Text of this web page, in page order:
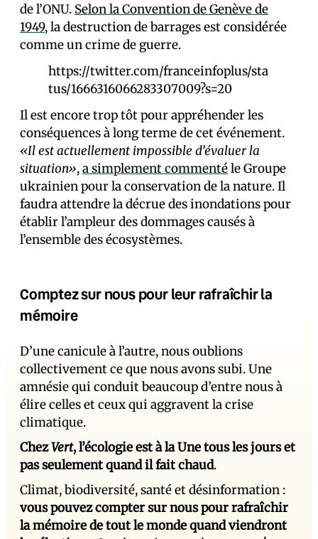
de l’ONU. Selon la Convention de Genève de
1949, la destruction de barrages est considérée
comme un crime de guerre.
https://twitter.com/franceinfoplus/sta
tus/1666316066283307009?s=20
Il est encore trop tôt pour appréhender les
conséquences à long terme de cet événement.
«Il est actuellement impossible d’évaluer la
situation»,a simplement commentéle Groupe
ukrainien pour la conservation de la nature. Il
faudra attendre la décrue des inondations pour
établir l’ampleur des dommages causés à
l’ensemble des écosystèmes.
Comptez sur nous pour leur rafraîchir la
mémoire
D’une canicule à l’autre, nous oublions
collectivement ce que nous avons subi. Une
amnésie qui conduit beaucoup d’entre nous à
élire celles et ceux qui aggravent la crise
climatique.
ChezVert, l’écologie est à la Une tous les jours et
pas seulement quand il fait chaud.
Climat, biodiversité, santé et désinformation :
vous pouvez compter sur nous pour rafraîchir
la mémoire de tout le monde quand viendront